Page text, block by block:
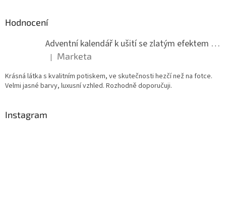
Hodnocení
Adventní kalendář k ušití se zlatým efektem 042Q
Hodnocení produktu je 5 z 5 hvězdiček.
| Marketa
Krásná látka s kvalitním potiskem, ve skutečnosti hezčí než na fotce.
Velmi jasné barvy, luxusní vzhled. Rozhodně doporučuji.
Instagram